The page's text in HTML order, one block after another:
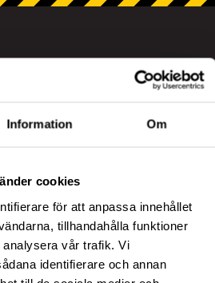
Information Om
cookies
för att anpassa innehållet
tillhandahålla funktioner
vår trafik. Vi
identifierare och annan